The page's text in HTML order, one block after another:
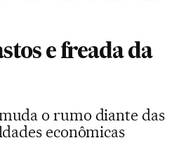
e freada da
o rumo diante das
econômicas